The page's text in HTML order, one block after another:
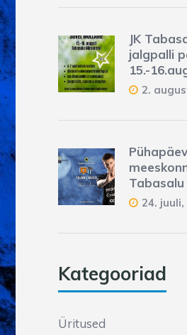
JK
jalgpalli
15.-
2.
24. juuli,
Kategooriad
Üritused